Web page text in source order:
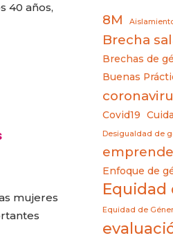
40 años,
mujeres
8M
Brecha
Brechas de
Buenas
Covid19
Desigualdad de
Enfoque de
Equidad
Equidad de